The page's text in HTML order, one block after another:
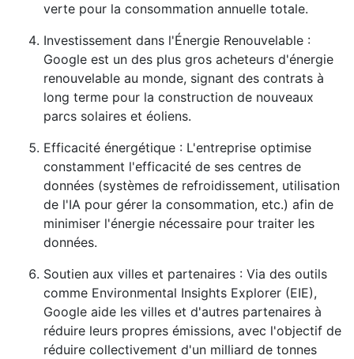
verte pour la consommation annuelle totale.
Investissement dans l'Énergie Renouvelable :
Google est un des plus gros acheteurs d'énergie
renouvelable au monde, signant des contrats à
long terme pour la construction de nouveaux
parcs solaires et éoliens.
Efficacité énergétique : L'entreprise optimise
constamment l'efficacité de ses centres de
données (systèmes de refroidissement, utilisation
de l'IA pour gérer la consommation, etc.) afin de
minimiser l'énergie nécessaire pour traiter les
données.
Soutien aux villes et partenaires : Via des outils
comme Environmental Insights Explorer (EIE),
Google aide les villes et d'autres partenaires à
réduire leurs propres émissions, avec l'objectif de
réduire collectivement d'un milliard de tonnes